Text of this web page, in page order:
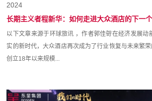
2024
长期主义者程新华：如何走进大众酒店的下一
以下文章来源于环球旅讯 ，作者郭佳哿在经济发展动
实的新时代，大众酒店再次成为了行业恢复与未来繁
创立18年以来规模...